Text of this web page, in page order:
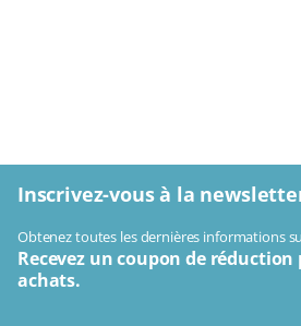
Inscrivez-vous à la
Obtenez toutes les dernières informations
Recevez un coupon de
achats.